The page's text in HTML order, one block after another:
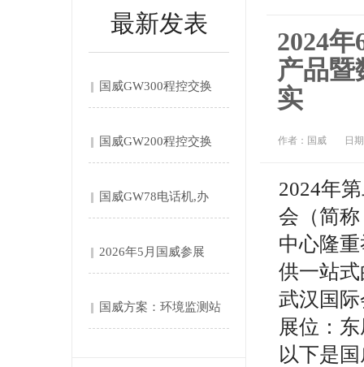
最新发表
国威GW300程控交换
国威GW200程控交换
国威GW78电话机,办
2026年5月国威参展
国威方案：环境监测站‌
2024
产品暨
实
作者：国威 日
2024年
会（简
中心隆
供一站
武汉国
展位：
以下是